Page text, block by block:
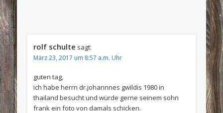
rolf schulte sagt:
März 23, 2017 um 8:57 a.m. Uhr
guten tag,
ich habe herrn dr.johannnes gwildis 1980 in
thailand besucht und würde gerne seinem sohn
frank ein foto von damals schicken.